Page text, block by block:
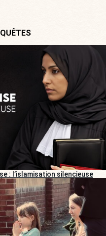
: l’islamisation silencieuse